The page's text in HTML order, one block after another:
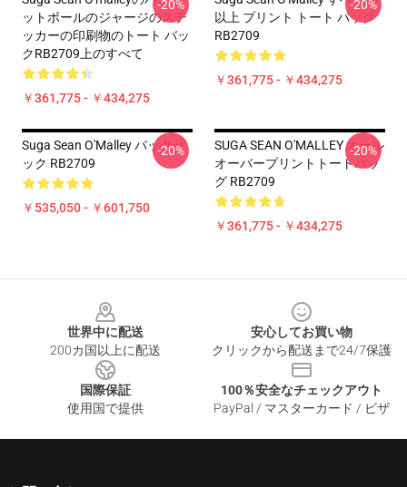
ットボールのジャージのステ
ッカーの印刷物のトート バッ
クRB2709上のすべて
￥361,775 - ￥434,275
-20%
以上 プリント トート バッグ
RB2709
￥361,775 - ￥434,275
-20%
Suga Sean O'Malley バックパ
ック RB2709
￥535,050 - ￥601,750
-20%
SUGA SEAN O'MALLEY オール
オーバープリントトートバッ
グ RB2709
￥361,775 - ￥434,275
-20%
世界中に配送
200カ国以上に配送
安心してお買い物
クリックから配送まで24/7保護
国際保証
使用国で提供
100％安全なチェックアウト
PayPal / マスターカード / ビザ